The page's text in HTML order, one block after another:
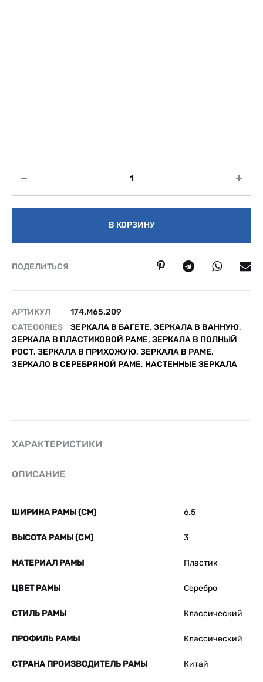
В КОРЗИНУ
ПОДЕЛИТЬСЯ
АРТИКУЛ
174.M65.209
CATEGORIES
ЗЕРКАЛА В БАГЕТЕ, ЗЕРКАЛА В ВАННУЮ,
ЗЕРКАЛА В ПЛАСТИКОВОЙ РАМЕ, ЗЕРКАЛА В ПОЛНЫЙ
РОСТ, ЗЕРКАЛА В ПРИХОЖУЮ, ЗЕРКАЛА В РАМЕ,
ЗЕРКАЛО В СЕРЕБРЯНОЙ РАМЕ, НАСТЕННЫЕ ЗЕРКАЛА
ХАРАКТЕРИСТИКИ
ОПИСАНИЕ
ШИРИНА РАМЫ (СМ) 6.5
ВЫСОТА РАМЫ (СМ) 3
МАТЕРИАЛ РАМЫ Пластик
ЦВЕТ РАМЫ Серебро
СТИЛЬ РАМЫ Классический
ПРОФИЛЬ РАМЫ Классический
СТРАНА ПРОИЗВОДИТЕЛЬ РАМЫ Китай